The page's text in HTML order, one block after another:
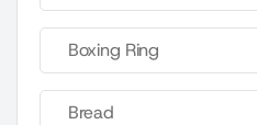
Boxing Ring
Bread